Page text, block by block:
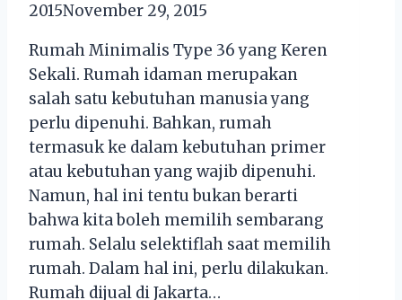
2015November 29, 2015
Rumah Minimalis Type 36 yang Keren
Sekali. Rumah idaman merupakan
salah satu kebutuhan manusia yang
perlu dipenuhi. Bahkan, rumah
termasuk ke dalam kebutuhan primer
atau kebutuhan yang wajib dipenuhi.
Namun, hal ini tentu bukan berarti
bahwa kita boleh memilih sembarang
rumah. Selalu selektiflah saat memilih
rumah. Dalam hal ini, perlu dilakukan.
Rumah dijual di Jakarta…